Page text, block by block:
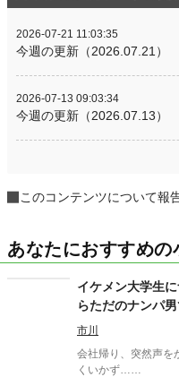
2026-07-21 11:03:35
今週の更新（2026.07.21）
2026-07-13 09:03:34
今週の更新（2026.07.13）
このコンテンツについて報
あなたにおすすめの
イケメン大学生
らただのナンパ
市川
会社帰り、突然声を
くいかず……